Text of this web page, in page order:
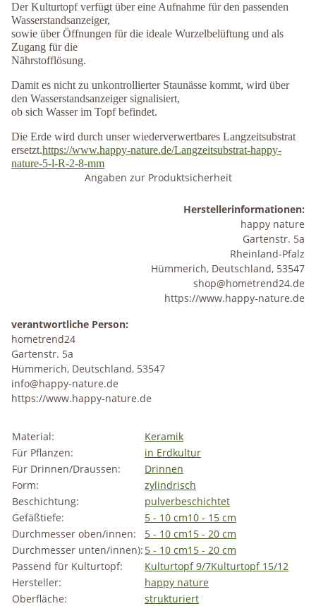
Der Kulturtopf verfügt über eine Aufnahme für den passenden
Wasserstandsanzeiger,
sowie über Öffnungen für die ideale Wurzelbelüftung und als
Zugang für die
Nährstofflösung.
Damit es nicht zu unkontrollierter Staunässe kommt, wird über
den Wasserstandsanzeiger signalisiert,
ob sich Wasser im Topf befindet.
Die Erde wird durch unser wiederverwertbares Langzeitsubstrat
ersetzt.https://www.happy-nature.de/Langzeitsubstrat-happy-
nature-5-l-R-2-8-mm
Angaben zur Produktsicherheit
Herstellerinformationen:
happy nature
Gartenstr. 5a
Rheinland-Pfalz
Hümmerich, Deutschland, 53547
shop@hometrend24.de
https://www.happy-nature.de
verantwortliche Person:
hometrend24
Gartenstr. 5a
Hümmerich, Deutschland, 53547
info@happy-nature.de
https://www.happy-nature.de
Material:
Keramik
Für Pflanzen:
in Erdkultur
Für Drinnen/Draussen:
Drinnen
Form:
zylindrisch
Beschichtung:
pulverbeschichtet
Gefäßtiefe:
5 - 10 cm10 - 15 cm
Durchmesser oben/innen:
5 - 10 cm15 - 20 cm
Durchmesser unten/innen): 5 - 10 cm15 - 20 cm
Passend für Kulturtopf:
Kulturtopf 9/7Kulturtopf 15/12
Hersteller:
happy nature
Oberfläche:
strukturiert